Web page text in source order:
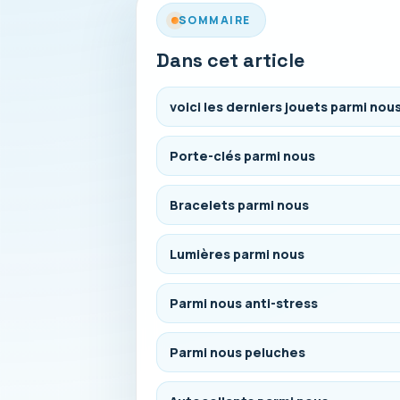
SOMMAIRE
Dans cet article
voici les derniers jouets parmi
Porte-clés parmi nous
Bracelets parmi nous
Lumières parmi nous
Parmi nous anti-stress
Parmi nous peluches